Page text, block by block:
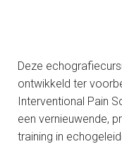
Deze
ontwikkeld ter
Interventional Pain
een vernieuwende,
training in